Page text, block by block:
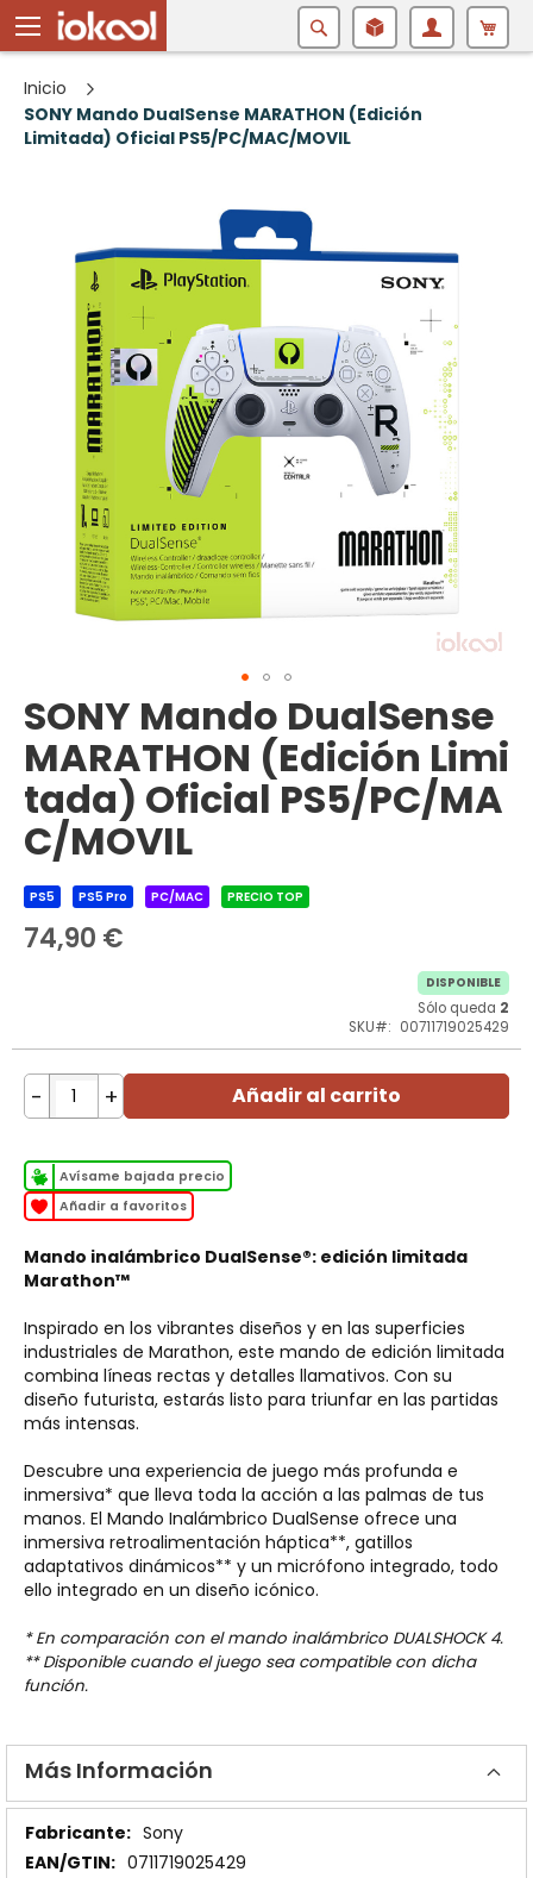
Buscar
Inicio
SONY Mando DualSense MARATHON (Edición
Limitada) Oficial PS5/PC/MAC/MOVIL
imágenes
Saltar
al
comienzo
de
la
galería
de
SONY Mando DualSense
MARATHON (Edición Limi
tada) Oficial PS5/PC/MA
C/MOVIL
PS5 PS5 Pro PC/MAC PRECIO TOP
74,90 €
DISPONIBLE
Sólo queda 2
SKU
00711719025429
- + Añadir al carrito
Avísame bajada precio
Añadir a favoritos
Mando inalámbrico DualSense®: edición limitada
Marathon™
Inspirado en los vibrantes diseños y en las superficies
industriales de Marathon, este mando de edición limitada
combina líneas rectas y detalles llamativos. Con su
diseño futurista, estarás listo para triunfar en las partidas
más intensas.
Descubre una experiencia de juego más profunda e
inmersiva* que lleva toda la acción a las palmas de tus
manos. El Mando Inalámbrico DualSense ofrece una
inmersiva retroalimentación háptica**, gatillos
adaptativos dinámicos** y un micrófono integrado, todo
ello integrado en un diseño icónico.
* En comparación con el mando inalámbrico DUALSHOCK 4.
** Disponible cuando el juego sea compatible con dicha
función.
Más Información
Más
Información
Sony
0711719025429